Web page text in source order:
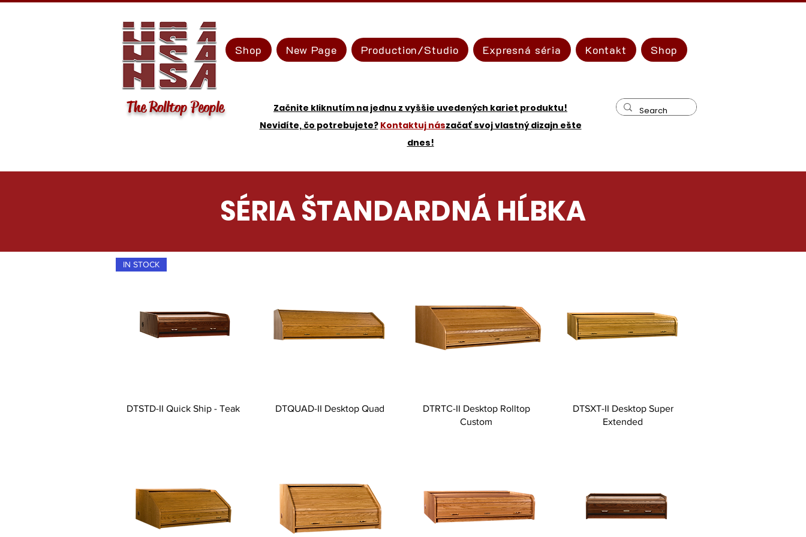
Shop New Page Production/Studio Expresná séria Kontakt Shop
The Rolltop People
Začnite kliknutím na jednu z vyššie uvedených kariet produktu!
Nevidíte, čo potrebujete? Kontaktuj nászačať svoj vlastný dizajn ešte
dnes!
SÉRIA ŠTANDARDNÁ HĹBKA
IN STOCK
DTSTD-II Quick Ship - Teak DTQUAD-II Desktop Quad
DTRTC-II Desktop Rolltop
Custom
DTSXT-II Desktop Super
Extended